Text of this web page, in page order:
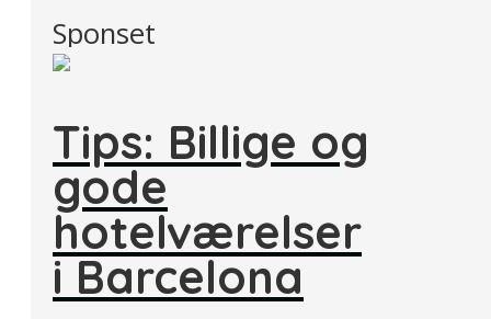
Sponset
Tips: Billige og
gode
hotelværelser
i Barcelona